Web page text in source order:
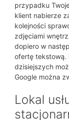
przypadku
klient nabierze
kolejności
zdjęciami
dopiero w
ofertę tekstową.
dzisiejszych
Google można
Lokal